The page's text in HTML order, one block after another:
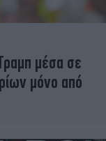
μέσα σε
μόνο από